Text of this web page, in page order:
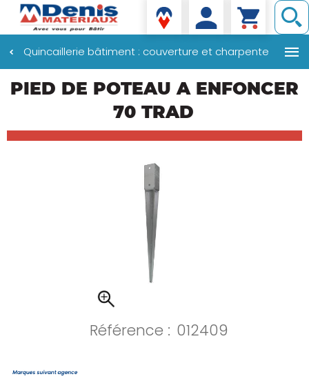
Denis matériaux
Quincaillerie bâtiment : couverture et charpente
PIED DE POTEAU A ENFONCER
70 TRAD
Référence : 012409